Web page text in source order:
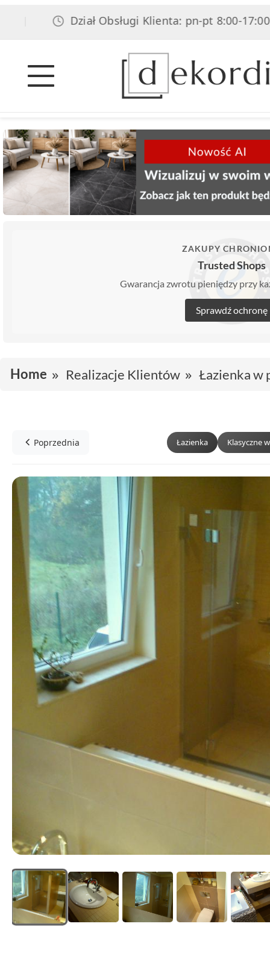
Dział Obsługi Klienta: pn-pt 8:00-17:00, sob
ZAKUPY
Trusted Shops
Gwarancja zwrotu pieniędzy przy
Sprawdź ochronę
Home Realizacje Klientów Łazienka w
Poprzednia Łazienka Klasyczne